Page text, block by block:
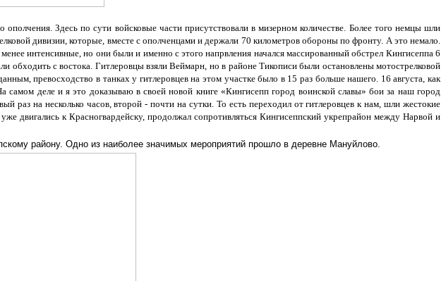
Здесь по сути войсковые части присутствовали в мизерном количестве. Более того немцы шли
дивизии, которые, вместе с ополченцами и держали 70 километров обороны по фронту. А это немало.
интенсивные, но они были и именно с этого напрвления начался массированный обстрел Кингисеппа 6
обходить с востока. Гитлеровцы взяли Веймарн, но в районе Тикописи были остановлены мотострелковой
превосходство в танках у гитлеровцев на этом участке было в 15 раз больше нашего. 16 августа, как
деле и я это доказываю в своей новой книге «Кингисепп город воинской славы» бои за наш город
на несколько часов, второй - почти на сутки. То есть переходил от гитлеровцев к нам, шли жестокие
двигались к Красногвардейску, продолжал сопротивляться Кингисеппский укрепрайон между Нарвой и
району. Одно из наиболее значимых мероприятий прошло в деревне Мануйлово.